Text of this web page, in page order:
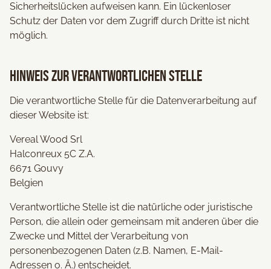
Sicherheitslücken aufweisen kann. Ein lückenloser
Schutz der Daten vor dem Zugriff durch Dritte ist nicht
möglich.
Hinweis zur verantwortlichen Stelle
Die verantwortliche Stelle für die Datenverarbeitung auf
dieser Website ist:
Vereal Wood Srl
Halconreux 5C Z.A.
6671 Gouvy
Belgien
Verantwortliche Stelle ist die natürliche oder juristische
Person, die allein oder gemeinsam mit anderen über die
Zwecke und Mittel der Verarbeitung von
personenbezogenen Daten (z.B. Namen, E-Mail-
Adressen o. Ä.) entscheidet.